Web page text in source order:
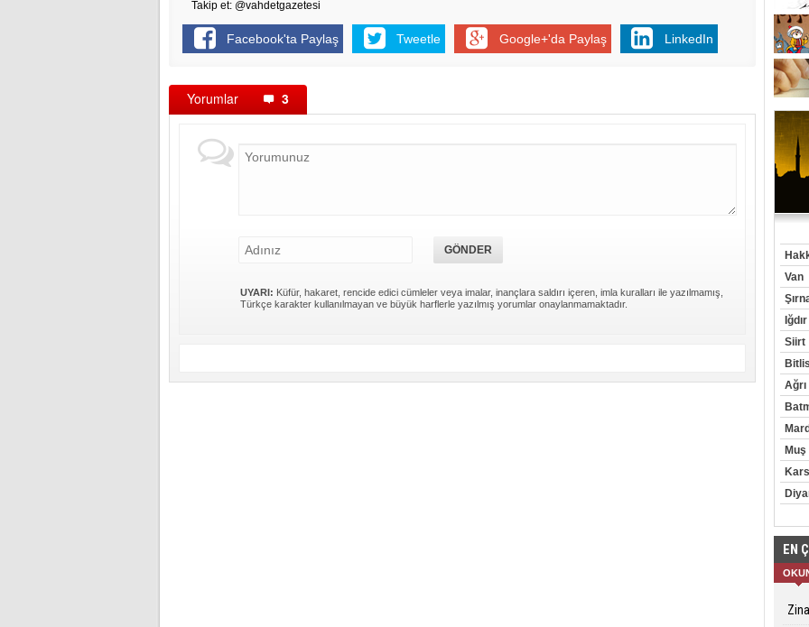
Takip et: @vahdetgazetesi
Facebook'ta Paylaş Tweetle Google+'da Paylaş LinkedIn
Yorumlar 3
UYARI: Küfür, hakaret, rencide edici cümleler veya imalar, inançlara saldırı içeren, imla kuralları ile yazılmamış,
Türkçe karakter kullanılmayan ve büyük harflerle yazılmış yorumlar onaylanmamaktadır.
Van
Iğdır
Siirt
Bitlis
Ağrı
Muş
Kars
EN